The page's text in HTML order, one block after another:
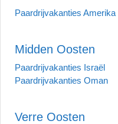
Paardrijvakanties Amerika
Midden Oosten
Paardrijvakanties Israël
Paardrijvakanties Oman
Verre Oosten